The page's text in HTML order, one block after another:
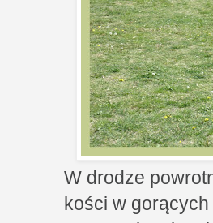
W drodze
kości w gorących